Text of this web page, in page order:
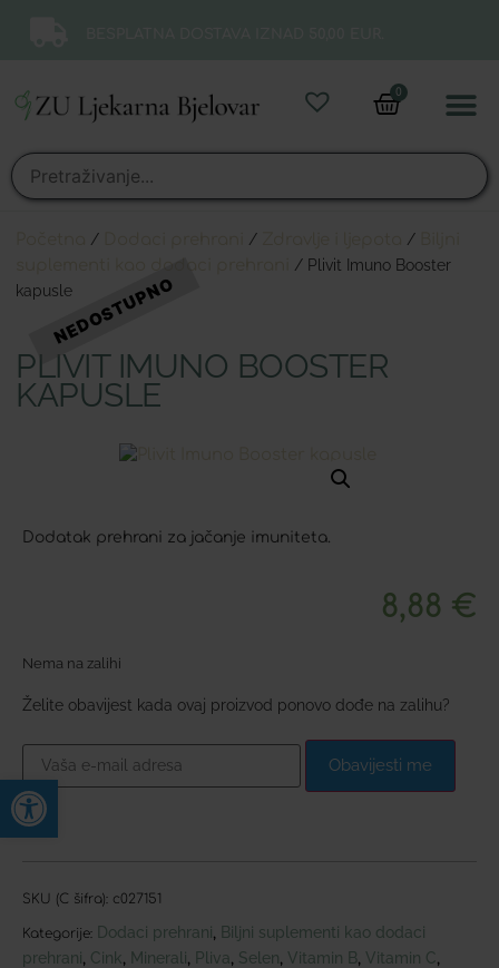
Open toolbar
0
/ / /
/ Plivit Imuno Booster
kapusle
PLIVIT IMUNO BOOSTER
KAPUSLE
Dodatak prehrani za jačanje imuniteta.
8,88 €
Nema na zalihi
Želite obavijest kada ovaj proizvod ponovo dođe na zalihu?
Obavijesti me
SKU (C šifra): c027151
Kategorije: Dodaci prehrani Biljni suplementi kao dodaci
prehrani Cink Minerali Pliva Selen Vitamin B Vitamin C